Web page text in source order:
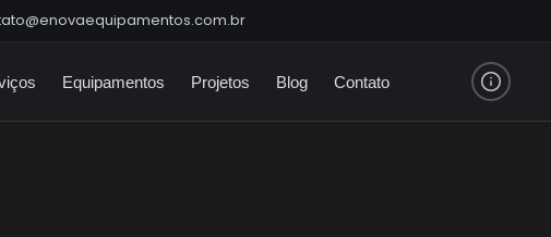
Equipamentos Projetos Blog Contato